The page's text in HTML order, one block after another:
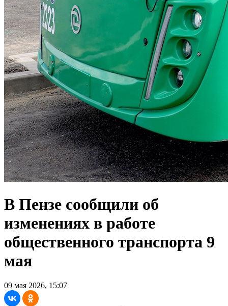
В Пензе сообщили об
изменениях в работе
общественного транспорта 9
мая
09 мая 2026, 15:07